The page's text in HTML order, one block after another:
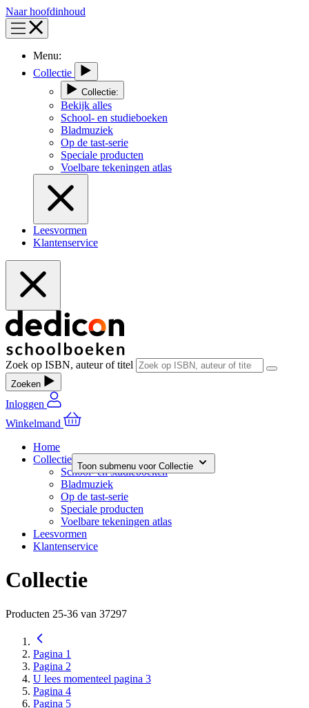
Naar hoofdinhoud
Menu:
Collectie
Collectie:
Bekijk alles
School- en studieboeken
Bladmuziek
Op de tast-serie
Speciale producten
Voelbare tekeningen atlas
Leesvormen
Klantenservice
Zoek op ISBN, auteur of titel
Zoeken
Inloggen
Winkelmand
Home
Collectie
Toon submenu voor Collectie
School- en studieboeken
Bladmuziek
Op de tast-serie
Speciale producten
Voelbare tekeningen atlas
Leesvormen
Klantenservice
Collectie
Producten 25-36 van 37297
Pagina 1
Pagina 2
U lees momenteel pagina 3
Pagina 4
Pagina 5